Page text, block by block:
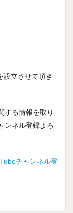
設立させて頂き
する情報を取り
ンネル登録よろ
チャンネル登